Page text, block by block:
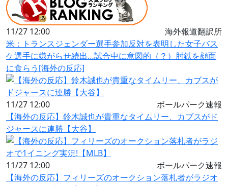
11/27 12:00
海外報道翻訳所
米：トランスジェンダー選手参加反対を表明した女子バス
ケ選手に嫌がらせ続出…試合中に意図的（？）肘鉄を顔面
に食らう[海外の反応]
11/27 12:00
ボールパーク速報
【海外の反応】鈴木誠也が貴重なタイムリー、カブスがド
ジャースに連勝【大谷】
11/27 12:00
ボールパーク速報
【海外の反応】フィリーズのオークション落札者がラジオ